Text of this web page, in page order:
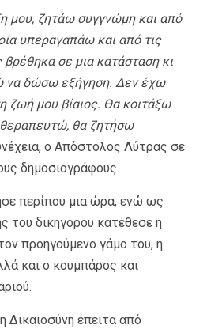
μου, ζητάω συγγνώμη και από
υπεραγαπάω και από τις
σε μια κατάσταση κι
να δώσω εξήγηση. Δεν έχω
ζωή μου βίαιος. Θα κοιτάξω
θα ζητήσω
ο Απόστολος Λύτρας σε
δημοσιογράφους.
περίπου μια ώρα, ενώ ως
του δικηγόρου κατέθεσε η
προηγούμενο γάμο του, η
και ο κουμπάρος και
έπειτα από